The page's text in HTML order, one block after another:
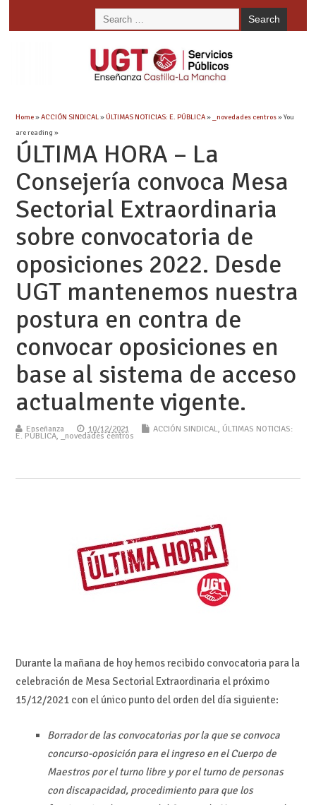
Home»ACCIÓN SINDICAL»ÚLTIMAS NOTICIAS: E. PÚBLICA» _novedades centros» You
are reading »
ÚLTIMA HORA – La
Consejería convoca Mesa
Sectorial Extraordinaria
sobre convocatoria de
oposiciones 2022. Desde
UGT mantenemos nuestra
postura en contra de
convocar oposiciones en
base al sistema de acceso
actualmente vigente.
Enseñanza 10/12/2021 ACCIÓN SINDICAL, ÚLTIMAS NOTICIAS:
E. PÚBLICA, _novedades centros
Durante la mañana de hoy hemos recibido convocatoria para la
celebración de Mesa Sectorial Extraordinaria el próximo
15/12/2021 con el único punto del orden del día siguiente:
Borrador de las convocatorias por la que se convoca
concurso-oposición para el ingreso en el Cuerpo de
Maestros por el turno libre y por el turno de personas
con discapacidad, procedimiento para que los